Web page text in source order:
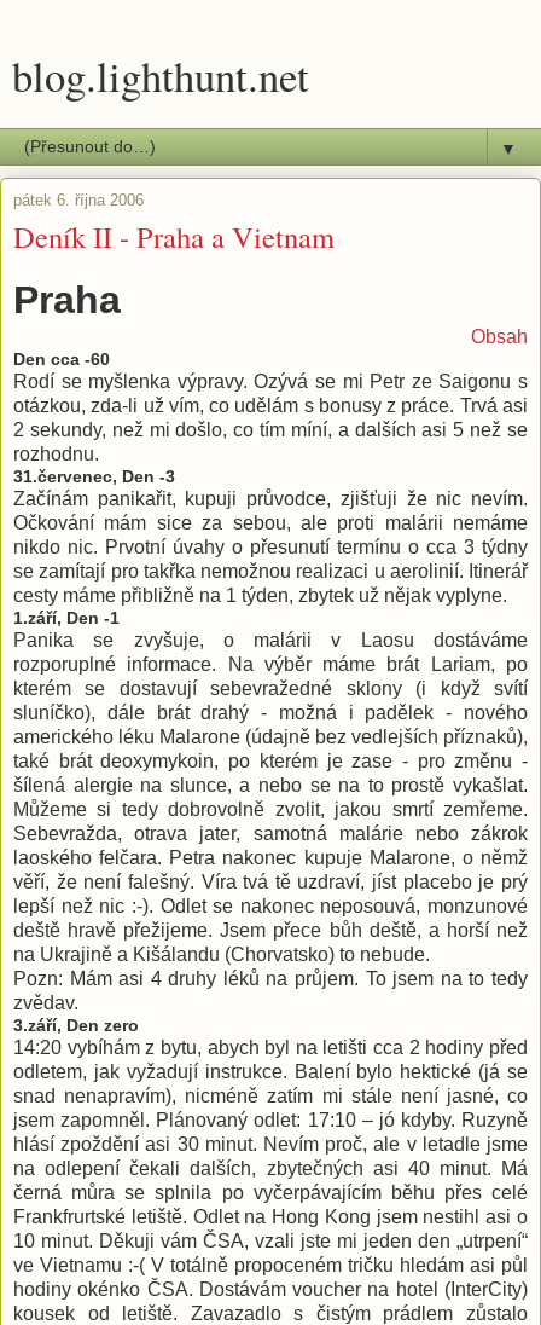
blog.lighthunt.net
▼
pátek 6. října 2006
Deník II - Praha a Vietnam
Praha
Obsah
Den cca -60
Rodí se myšlenka výpravy. Ozývá se mi Petr ze Saigonu s
otázkou, zda-li už vím, co udělám s bonusy z práce. Trvá asi
2 sekundy, než mi došlo, co tím míní, a dalších asi 5 než se
rozhodnu.
31.červenec, Den -3
Začínám panikařit, kupuji průvodce, zjišťuji že nic nevím.
Očkování mám sice za sebou, ale proti malárii nemáme
nikdo nic. Prvotní úvahy o přesunutí termínu o cca 3 týdny
se zamítají pro takřka nemožnou realizaci u aerolinií. Itinerář
cesty máme přibližně na 1 týden, zbytek už nějak vyplyne.
1.září, Den -1
Panika se zvyšuje, o malárii v Laosu dostáváme
rozporuplné informace. Na výběr máme brát Lariam, po
kterém se dostavují sebevražedné sklony (i když svítí
sluníčko), dále brát drahý - možná i padělek - nového
amerického léku Malarone (údajně bez vedlejších příznaků),
také brát deoxymykoin, po kterém je zase - pro změnu -
šílená alergie na slunce, a nebo se na to prostě vykašlat.
Můžeme si tedy dobrovolně zvolit, jakou smrtí zemřeme.
Sebevražda, otrava jater, samotná malárie nebo zákrok
laoského felčara. Petra nakonec kupuje Malarone, o němž
věří, že není falešný. Víra tvá tě uzdraví, jíst placebo je prý
lepší než nic :-). Odlet se nakonec neposouvá, monzunové
deště hravě přežijeme. Jsem přece bůh deště, a horší než
na Ukrajině a Kišálandu (Chorvatsko) to nebude.
Pozn: Mám asi 4 druhy léků na průjem. To jsem na to tedy
zvědav.
3.září, Den zero
14:20 vybíhám z bytu, abych byl na letišti cca 2 hodiny před
odletem, jak vyžadují instrukce. Balení bylo hektické (já se
snad nenapravím), nicméně zatím mi stále není jasné, co
jsem zapomněl. Plánovaný odlet: 17:10 – jó kdyby. Ruzyně
hlásí zpoždění asi 30 minut. Nevím proč, ale v letadle jsme
na odlepení čekali dalších, zbytečných asi 40 minut. Má
černá můra se splnila po vyčerpávajícím běhu přes celé
Frankfrurtské letiště. Odlet na Hong Kong jsem nestihl asi o
10 minut. Děkuji vám ČSA, vzali jste mi jeden den „utrpení“
ve Vietnamu :-( V totálně propoceném tričku hledám asi půl
hodiny okénko ČSA. Dostávám voucher na hotel (InterCity)
kousek od letiště. Zavazadlo s čistým prádlem zůstalo